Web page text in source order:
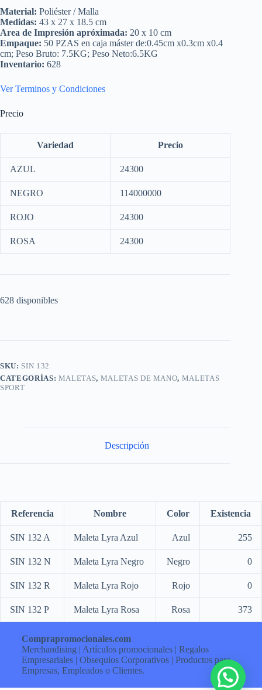
Material: Poliéster / Malla
Medidas: 43 x 27 x 18.5 cm
Area de Impresión apróximada: 20 x 10 cm
Empaque: 50 PZAS en caja máster de:0.45cm x0.3cm x0.4
cm; Peso Bruto: 7.5KG; Peso Neto:6.5KG
Inventario: 628
Ver Terminos y Condiciones
Precio
Variedad Precio
AZUL 24300
NEGRO 114000000
ROJO 24300
ROSA 24300
628 disponibles
SKU: SIN 132
CATEGORÍAS: MALETAS, MALETAS DE MANO, MALETAS
SPORT
Descripción
Referencia Nombre Color Existencia
SIN 132 A Maleta Lyra Azul Azul 255
SIN 132 N Maleta Lyra Negro Negro 0
SIN 132 R Maleta Lyra Rojo Rojo 0
SIN 132 P Maleta Lyra Rosa Rosa 373
Comprapromocionales.com
Merchandising | Artículos promocionales | Regalos
Empresariales | Obsequios Corporativos | Productos para
Empresas, Empleados o Clientes.